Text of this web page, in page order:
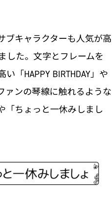
ブキャラクターも人気が高
した。文字とフレームを
「HAPPY BIRTHDAY」や
ァンの琴線に触れるような
「ちょっと一休みしまし